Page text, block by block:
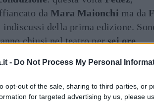
- Do Not Process My Personal
opt-out of the sale, sharing to third parties, or
for targeted advertising by us, please
daMara Maionchi ma da
della prima edizione.
chiusi nel teatro persei ore
prima stagione c’è stata la sorella,
, che può contare sulle sue doti da
Tess Masazza,Maccio